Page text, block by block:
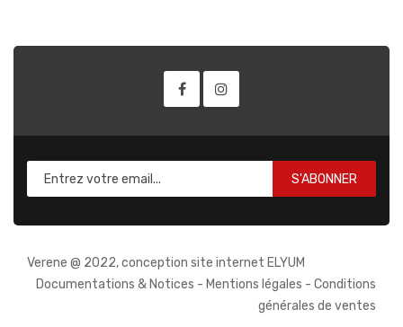
S'ABONNER
Verene @ 2022, conception site internet ELYUM
Documentations & Notices - Mentions légales - Conditions
générales de ventes